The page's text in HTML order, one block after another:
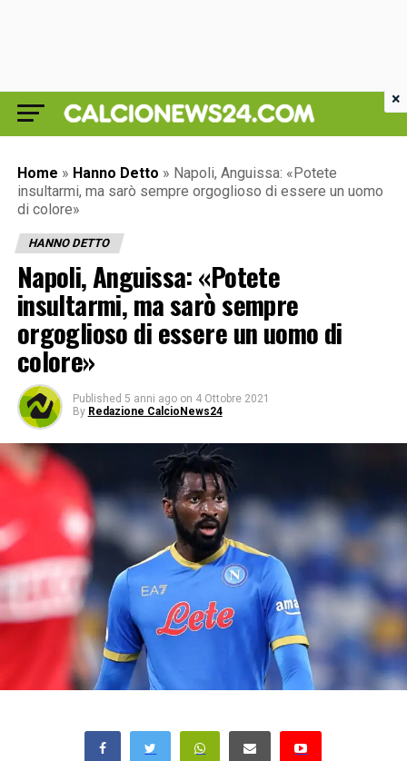
Home » Hanno Detto » Napoli, Anguissa: «Potete
insultarmi, ma sarò sempre orgoglioso di essere un uomo
di colore»
HANNO DETTO
Napoli, Anguissa: «Potete
insultarmi, ma sarò sempre
orgoglioso di essere un uomo di
colore»
Published 5 anni ago on 4 Ottobre 2021
By Redazione CalcioNews24
×